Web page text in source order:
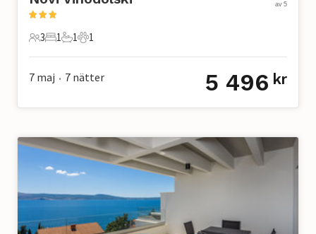
3 Gäster
3
1 Sovrum
1
1 Badrum
1
1 Husdjur
1
av 5
7 maj • 7 nätter 5 496 kr